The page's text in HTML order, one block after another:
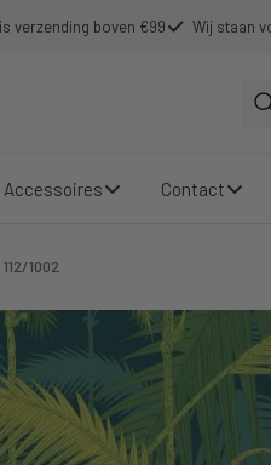
verzending boven €99 Wij staan
Accessoires Contact
1002